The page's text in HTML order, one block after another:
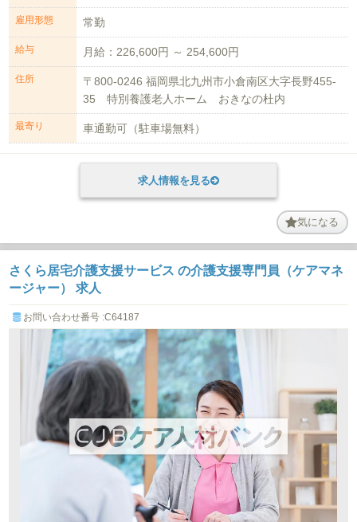
雇用形態 常勤
給与 月給：226,600円 ～ 254,600円
住所
〒800-0246 福岡県北九州市小倉南区大字長野455-
35 特別養護老人ホーム おきなの杜内
最寄り 車通勤可（駐車場無料）
求人情報を見る
気になる
さくら居宅介護支援サービス の介護支援専門員（ケアマネ
ージャー） 求人
お問い合わせ番号 :C64187